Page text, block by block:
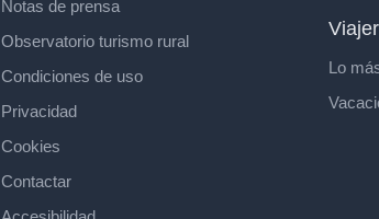
Notas de prensa
Observatorio turismo rural
Condiciones de uso
Privacidad
Cookies
Contactar
Lo